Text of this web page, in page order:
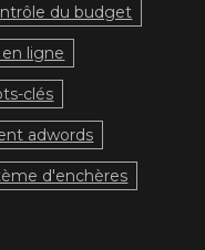
du budget
ligne
clés
adwords
d'enchères